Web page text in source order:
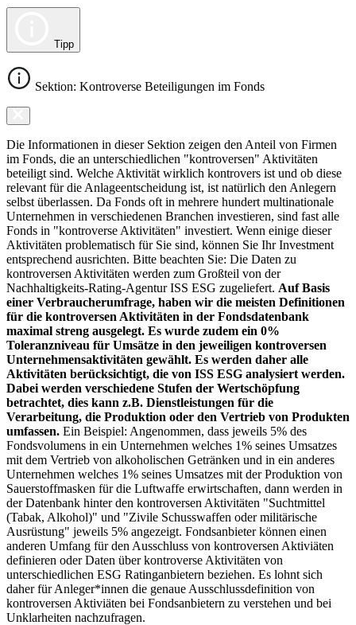
Tipp
Sektion: Kontroverse Beteiligungen im Fonds
Die Informationen in dieser Sektion zeigen den Anteil von Firmen
im Fonds, die an unterschiedlichen "kontroversen" Aktivitäten
beteiligt sind. Welche Aktivität wirklich kontrovers ist und ob diese
relevant für die Anlageentscheidung ist, ist natürlich den Anlegern
selbst überlassen. Da Fonds oft in mehrere hundert multinationale
Unternehmen in verschiedenen Branchen investieren, sind fast alle
Fonds in "kontroverse Aktivitäten" investiert. Wenn einige dieser
Aktivitäten problematisch für Sie sind, können Sie Ihr Investment
entsprechend ausrichten. Bitte beachten Sie: Die Daten zu
kontroversen Aktivitäten werden zum Großteil von der
Nachhaltigkeits-Rating-Agentur ISS ESG zugeliefert. Auf Basis
einer Verbraucherumfrage, haben wir die meisten Definitionen
für die kontroversen Aktivitäten in der Fondsdatenbank
maximal streng ausgelegt. Es wurde zudem ein 0%
Toleranzniveau für Umsätze in den jeweiligen kontroversen
Unternehmensaktivitäten gewählt. Es werden daher alle
Aktivitäten berücksichtigt, die von ISS ESG analysiert werden.
Dabei werden verschiedene Stufen der Wertschöpfung
betrachtet, dies kann z.B. Dienstleistungen für die
Verarbeitung, die Produktion oder den Vertrieb von Produkten
umfassen. Ein Beispiel: Angenommen, dass jeweils 5% des
Fondsvolumens in ein Unternehmen welches 1% seines Umsatzes
mit dem Vertrieb von alkoholischen Getränken und in ein anderes
Unternehmen welches 1% seines Umsatzes mit der Produktion von
Sauerstoffmasken für die Luftwaffe erwirtschaften, dann werden in
der Datenbank hinter den kontroversen Aktivitäten "Suchtmittel
(Tabak, Alkohol)" und "Zivile Schusswaffen oder militärische
Ausrüstung" jeweils 5% angezeigt. Fondsanbieter können einen
anderen Umfang für den Ausschluss von kontroversen Aktiviäten
definieren oder Daten über kontroverse Aktivitäten von
unterschiedlichen ESG Ratinganbietern beziehen. Es lohnt sich
daher für Anleger*innen die genaue Ausschlussdefinition von
kontroversen Aktiviäten bei Fondsanbietern zu verstehen und bei
Unklarheiten nachzufragen.